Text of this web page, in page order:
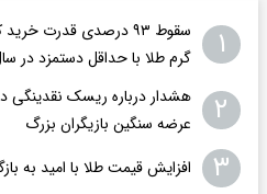
۱
گرم طلا با حداقل دستمزد در سال ۸۴ به زیر یک گرم
۲
هشدار درباره ریسک
عرضه سنگین بازیگران بزرگ
۳ افزایش قیمت طلا با امید به